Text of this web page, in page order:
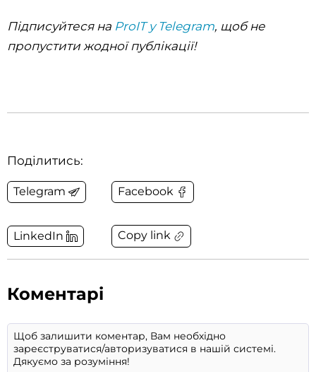
Підписуйтеся на ProIT у Telegram, щоб не
пропустити жодної публікації!
Поділитись:
Telegram Facebook
LinkedIn Copy link
Коментарі